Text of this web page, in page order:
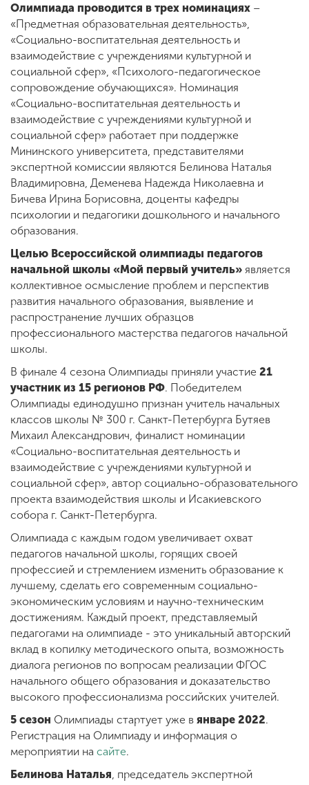
Олимпиада проводится в трех номинациях –
«Предметная образовательная деятельность»,
«Социально-воспитательная деятельность и
взаимодействие с учреждениями культурной и
социальной сфер», «Психолого-педагогическое
сопровождение обучающихся». Номинация
«Социально-воспитательная деятельность и
взаимодействие с учреждениями культурной и
социальной сфер» работает при поддержке
Мининского университета, представителями
экспертной комиссии являются Белинова Наталья
Владимировна, Деменева Надежда Николаевна и
Бичева Ирина Борисовна, доценты кафедры
психологии и педагогики дошкольного и начального
образования.
Целью Всероссийской олимпиады педагогов
начальной школы «Мой первый учитель» является
коллективное осмысление проблем и перспектив
развития начального образования, выявление и
распространение лучших образцов
профессионального мастерства педагогов начальной
школы.
В финале 4 сезона Олимпиады приняли участие 21
участник из 15 регионов РФ. Победителем
Олимпиады единодушно признан учитель начальных
классов школы № 300 г. Санкт-Петербурга Бутяев
Михаил Александрович, финалист номинации
«Социально-воспитательная деятельность и
взаимодействие с учреждениями культурной и
социальной сфер», автор социально-образовательного
проекта взаимодействия школы и Исакиевского
собора г. Санкт-Петербурга.
Олимпиада с каждым годом увеличивает охват
педагогов начальной школы, горящих своей
профессией и стремлением изменить образование к
лучшему, сделать его современным социально-
экономическим условиям и научно-техническим
достижениям. Каждый проект, представляемый
педагогами на олимпиаде - это уникальный авторский
вклад в копилку методического опыта, возможность
диалога регионов по вопросам реализации ФГОС
начального общего образования и доказательство
высокого профессионализма российских учителей.
5 сезон Олимпиады стартует уже в январе 2022.
Регистрация на Олимпиаду и информация о
мероприятии на сайте.
Белинова Наталья , председатель экспертной